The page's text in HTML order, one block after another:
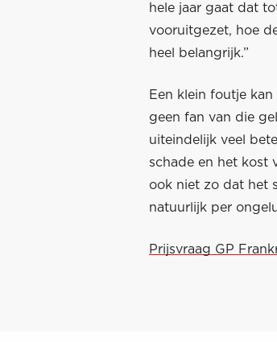
hele jaar gaat dat
vooruitgezet, hoe
heel belangrijk.”
Een klein foutje
geen fan van die
uiteindelijk veel
schade en het kost
ook niet zo dat het
natuurlijk per
Prijsvraag GP